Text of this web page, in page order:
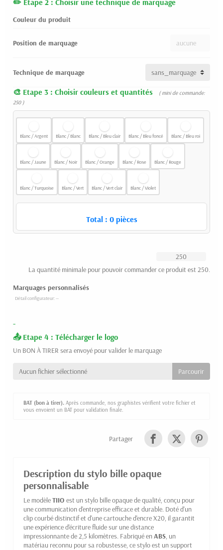
Couleur du produit
Position de marquage
Technique de marquage
Etape 3 : Choisir couleurs et quantités
( mini de commande:
250 )
Blanc / Argent Blanc / Blanc Blanc / Bleu clair Blanc / Bleu foncé Blanc / Bleu roi
Blanc / Jaune Blanc / Noir Blanc / Orange Blanc / Rose Blanc / Rouge
Blanc / Turquoise Blanc / Vert Blanc / Vert clair Blanc / Violet
Total : 0pièces
La quantité minimale pour pouvoir commander ce produit est 250.
Marquages personnalisés
-
Etape 4 : Télécharger le logo
Un BON À TIRER sera envoyé pour valider le marquage
Aucun fichier sélectionné
BAT (bon à tirer). Après commande, nos graphistes vérifient votre fichier et
vous envoient un BAT pour validation finale.
Partager
Description du stylo bille opaque
personnalisable
Le modèleTIIO est un stylo bille opaque de qualité, conçu pour
une communication d'entreprise efficace et durable. Doté d'un
clip courbé distinctif et d'une cartouche d'encre X20, il garantit
une expérience d'écriture fluide sur une distance
impressionnante de 2,5 kilomètres. Fabriqué enABS, un
matériau reconnu pour sa robustesse, ce stylo est un support